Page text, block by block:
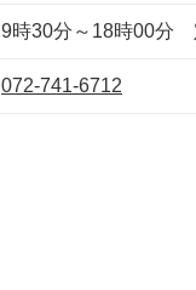
9時30分～18時00分
072-741-6712